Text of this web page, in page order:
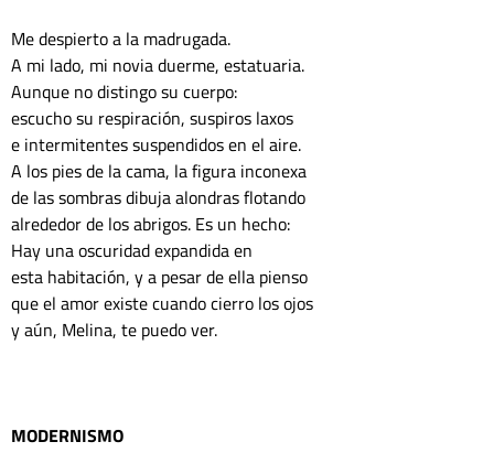
Me despierto a la madrugada.
A mi lado, mi novia duerme, estatuaria.
Aunque no distingo su cuerpo:
escucho su respiración, suspiros laxos
e intermitentes suspendidos en el aire.
A los pies de la cama, la figura inconexa
de las sombras dibuja alondras flotando
alrededor de los abrigos. Es un hecho:
Hay una oscuridad expandida en
esta habitación, y a pesar de ella pienso
que el amor existe cuando cierro los ojos
y aún, Melina, te puedo ver.
MODERNISMO